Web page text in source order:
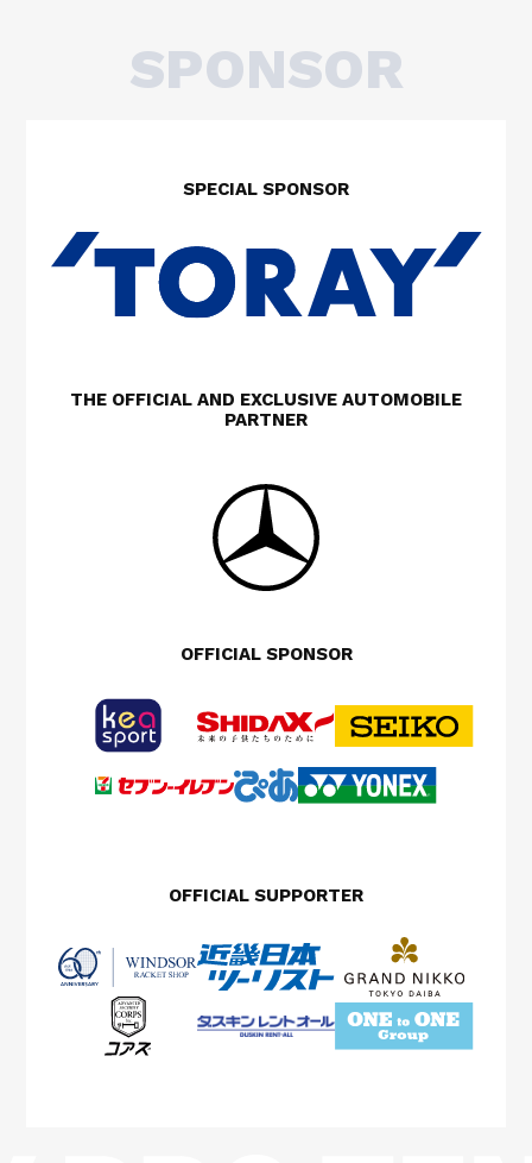
SPONSOR
SPECIAL SPONSOR
THE OFFICIAL AND EXCLUSIVE AUTOMOBILE
PARTNER
OFFICIAL SPONSOR
OFFICIAL SUPPORTER